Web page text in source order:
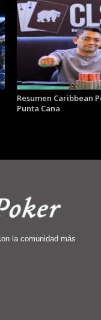
Resumen Caribbean
Punta Cana
la comunidad más